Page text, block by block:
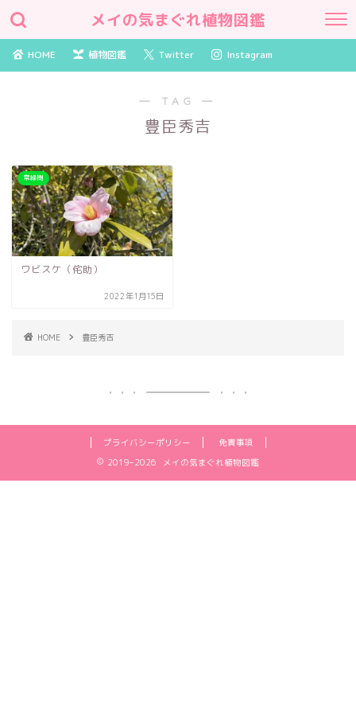
メイの気まぐれ植物図鑑
HOME 植物図鑑 Twitter Instagram
― TAG ―
豊臣秀吉
常緑樹
ワビスケ（侘助）
2022年1月15日
HOME 豊臣秀吉
プライバシーポリシー
免責事項
2019–2026 メイの気まぐれ植物図鑑